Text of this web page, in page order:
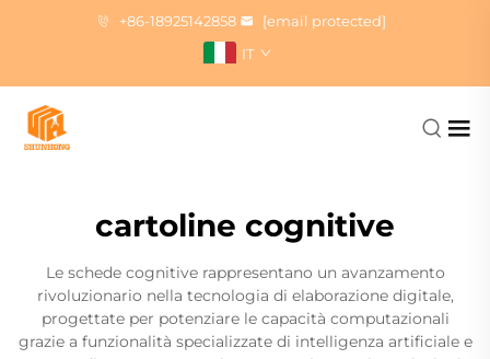
+86-18925142858
[email protected]
IT
cartoline cognitive
Le schede cognitive rappresentano un avanzamento
rivoluzionario nella tecnologia di elaborazione digitale,
progettate per potenziare le capacità computazionali
grazie a funzionalità specializzate di intelligenza artificiale e